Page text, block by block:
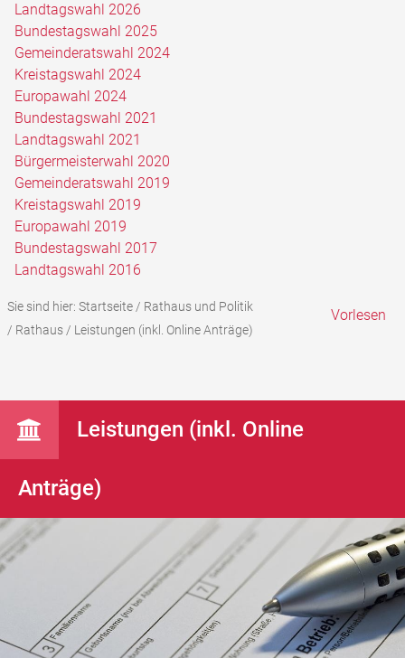
Landtagswahl 2026
Bundestagswahl 2025
Gemeinderatswahl 2024
Kreistagswahl 2024
Europawahl 2024
Bundestagswahl 2021
Landtagswahl 2021
Bürgermeisterwahl 2020
Gemeinderatswahl 2019
Kreistagswahl 2019
Europawahl 2019
Bundestagswahl 2017
Landtagswahl 2016
Sie sind hier: Startseite/ Rathaus und Politik
/ Rathaus/ Leistungen (inkl. Online Anträge)
Vorlesen
Leistungen (inkl. Online
Anträge)